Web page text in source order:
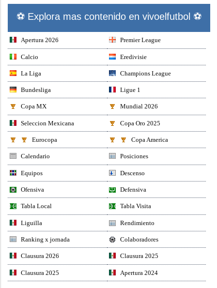
⚽ Explora mas contenido en vivoelfutbol ⚽
Apertura 2026 Premier League
Calcio Eredivisie
La Liga Champions League
Bundesliga Ligue 1
Copa MX Mundial 2026
Seleccion Mexicana Copa Oro 2025
Eurocopa Copa America
Calendario Posiciones
Equipos Descenso
Ofensiva Defensiva
Tabla Local Tabla Visita
Liguilla Rendimiento
Ranking x jornada Colaboradores
Clausura 2026 Clausura 2025
Clausura 2025 Apertura 2024